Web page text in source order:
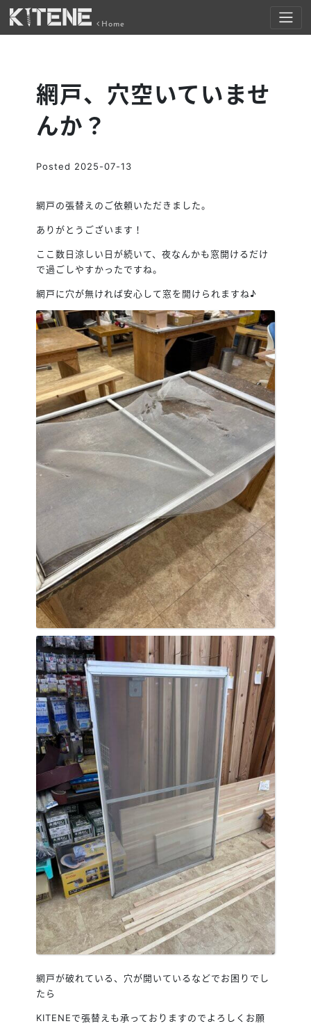
Home
網戸、穴空いていませ
んか？
Posted 2025-07-13
網戸の張替えのご依頼いただきました。
ありがとうございます！
ここ数日涼しい日が続いて、夜なんかも窓開けるだけ
で過ごしやすかったですね。
網戸に穴が無ければ安心して窓を開けられますね♪
網戸が破れている、穴が開いているなどでお困りでし
たら
KITENEで張替えも承っておりますのでよろしくお願